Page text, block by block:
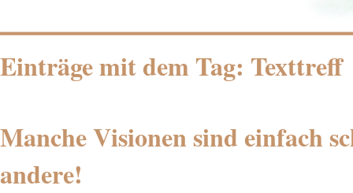
Einträge mit dem Tag: Texttreff
Manche Visionen sind einfach
andere!